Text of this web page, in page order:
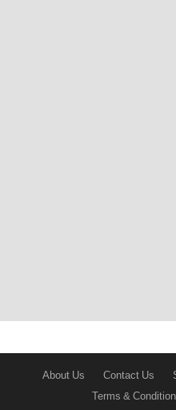
About Us Contact Us
Terms &